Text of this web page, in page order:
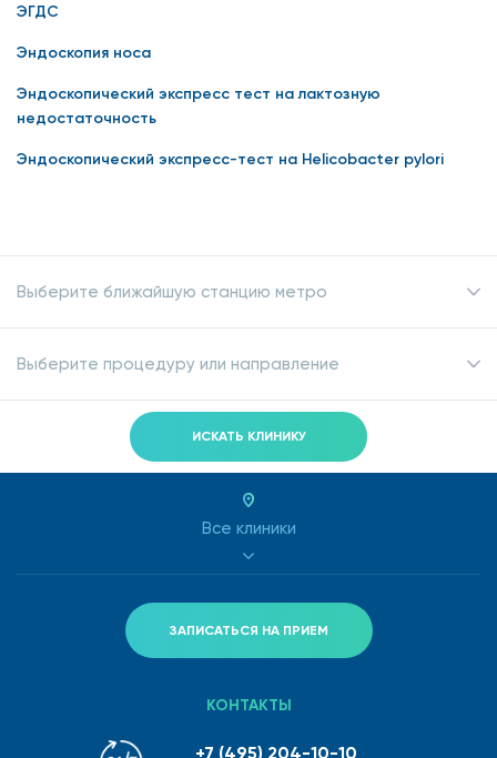
ЭГДС
Эндоскопия носа
Эндоскопический экспресс тест на лактозную
недостаточность
Эндоскопический экспресс-тест на Helicobacter pylori
Выберите ближайшую станцию метро
Выберите процедуру или направление
ИСКАТЬ КЛИНИКУ
Все клиники
ЗАПИСАТЬСЯ НА ПРИЕМ
КОНТАКТЫ
+7 (495) 204-10-10